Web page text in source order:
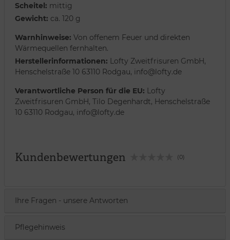
Scheitel: mittig
Gewicht: ca. 120 g
Warnhinweise: Von offenem Feuer und direkten
Wärmequellen fernhalten.
Herstellerinformationen: Lofty Zweitfrisuren GmbH,
Henschelstraße 10 63110 Rodgau, info@lofty.de
Verantwortliche Person für die EU: Lofty
Zweitfrisuren GmbH, Tilo Degenhardt, Henschelstraße
10 63110 Rodgau, info@lofty.de
Kundenbewertungen (0)
Ihre Fragen - unsere Antworten
Pflegehinweis